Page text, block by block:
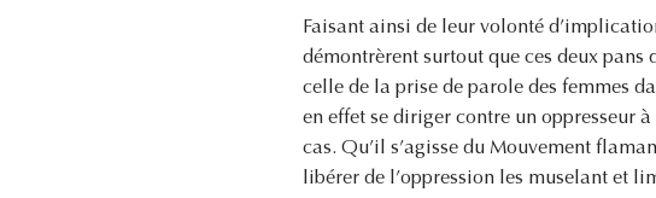
Faisant ainsi de leur volonté
démontrèrent surtout que ces deux pans
celle de la prise de parole des femmes
en effet se diriger contre un oppresseur
cas. Qu’il s’agisse du Mouvement
libérer de l’oppression les muselant et